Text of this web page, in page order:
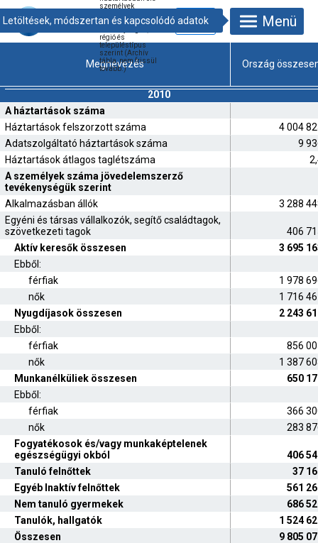
személyek
jövedelemszerző
régió és
településtípus
szerint (Archív
tábla, nem frissül
tovább.)
Menü
Megnevezés Ország
2010
A háztartások száma
Háztartások felszorzott száma
4 004
Adatszolgáltató háztartások száma
9
Háztartások átlagos taglétszáma
A személyek száma jövedelemszerző
tevékenységük szerint
Alkalmazásban állók
3 288
Egyéni és társas vállalkozók, segítő családtagok,
szövetkezeti tagok
406
Aktív keresők összesen
3 695
Ebből:
férfiak
1 978
nők
1 716
Nyugdíjasok összesen
2 243
Ebből:
férfiak
856
nők
1 387
Munkanélküliek összesen
650
Ebből:
férfiak
366
nők
283
Fogyatékosok és/vagy munkaképtelenek
egészségügyi okból
406
Tanuló felnőttek
37
Egyéb Inaktív felnőttek
561
Nem tanuló gyermekek
686
Tanulók, hallgatók
1 524
Összesen
9 805